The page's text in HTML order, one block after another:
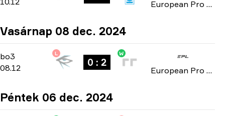
European Pro League: Season 21 2024
Vasárnap 08 dec. 2024
bo3 -bo3
08.12
L
0 : 2
W
European Pro League: Season 21 2024
Péntek 06 dec. 2024